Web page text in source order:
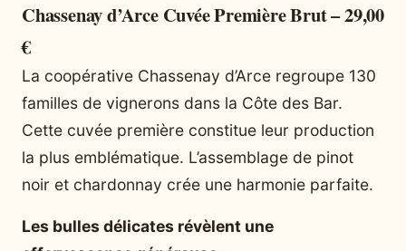
Chassenay d’Arce Cuvée Première Brut – 29,00
€
La coopérative Chassenay d’Arce regroupe 130
familles de vignerons dans la Côte des Bar.
Cette cuvée première constitue leur production
la plus emblématique. L’assemblage de pinot
noir et chardonnay crée une harmonie parfaite.
Les bulles délicates révèlent une